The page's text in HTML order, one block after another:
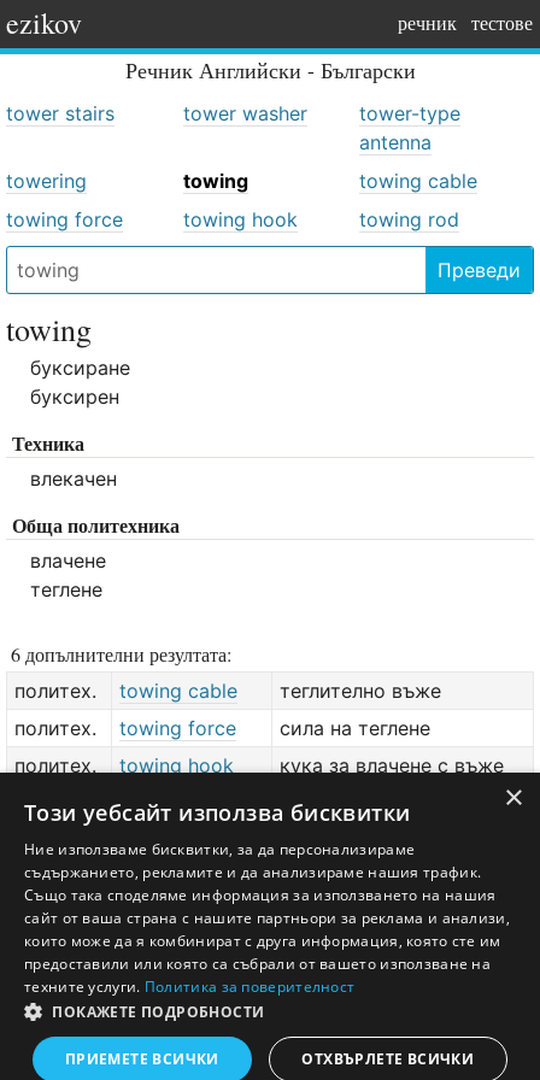
ezikov речник тестове
Речник Английски - Български
tower stairs tower washer
tower-type
antenna
towering
towing
towing cable
towing force
towing hook towing rod
Преведи
towing
буксиране
буксирен
Техника
влекачен
Обща политехника
влачене
теглене
6 допълнителни резултата:
политех. towing cable
теглително въже
политех.
towing force
сила на теглене
политех.
towing hook
кука за влачене с въже
авто.
towing rod
теглителен прът
политех.
towing vehicle
политех.
towing warp буксирно въже
добави значение или преводтук
Английско - Български речник © Ezikov.com
Условия
Контакти Панел
×
Този уебсайт използва бисквитки
Ние използваме бисквитки, за да персонализираме
съдържанието, рекламите и да анализираме нашия трафик.
Също така споделяме информация за използването на нашия
сайт от ваша страна с нашите партньори за реклама и анализи,
които може да я комбинират с друга информация, която сте им
предоставили или която са събрали от вашето използване на
техните услуги. Политика за поверителност
ПОКАЖЕТЕ ПОДРОБНОСТИ
ПРИЕМЕТЕ ВСИЧКИ ОТХВЪРЛЕТЕ ВСИЧКИ